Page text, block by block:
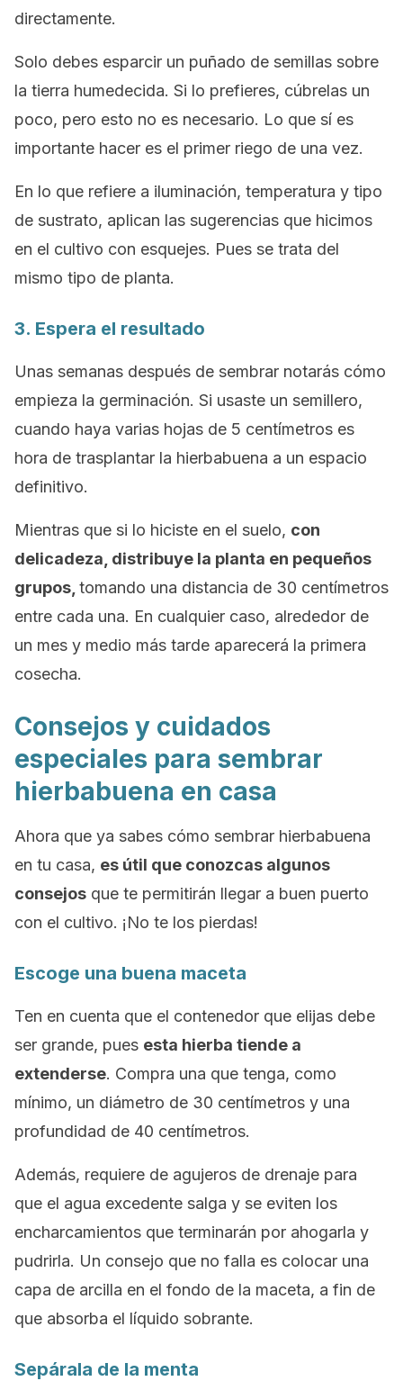
directamente.
Solo debes esparcir un puñado de semillas sobre
la tierra humedecida. Si lo prefieres, cúbrelas un
poco, pero esto no es necesario. Lo que sí es
importante hacer es el primer riego de una vez.
En lo que refiere a iluminación, temperatura y tipo
de sustrato, aplican las sugerencias que hicimos
en el cultivo con esquejes. Pues se trata del
mismo tipo de planta.
3. Espera el resultado
Unas semanas después de sembrar notarás cómo
empieza la germinación. Si usaste un semillero,
cuando haya varias hojas de 5 centímetros es
hora de trasplantar la hierbabuena a un espacio
definitivo.
Mientras que si lo hiciste en el suelo, con
delicadeza, distribuye la planta en pequeños
grupos, tomando una distancia de 30 centímetros
entre cada una. En cualquier caso, alrededor de
un mes y medio más tarde aparecerá la primera
cosecha.
Consejos y cuidados
especiales para sembrar
hierbabuena en casa
Ahora que ya sabes cómo sembrar hierbabuena
en tu casa, es útil que conozcas algunos
consejos que te permitirán llegar a buen puerto
con el cultivo. ¡No te los pierdas!
Escoge una buena maceta
Ten en cuenta que el contenedor que elijas debe
ser grande, pues esta hierba tiende a
extenderse. Compra una que tenga, como
mínimo, un diámetro de 30 centímetros y una
profundidad de 40 centímetros.
Además, requiere de agujeros de drenaje para
que el agua excedente salga y se eviten los
encharcamientos que terminarán por ahogarla y
pudrirla. Un consejo que no falla es colocar una
capa de arcilla en el fondo de la maceta, a fin de
que absorba el líquido sobrante.
Sepárala de la menta